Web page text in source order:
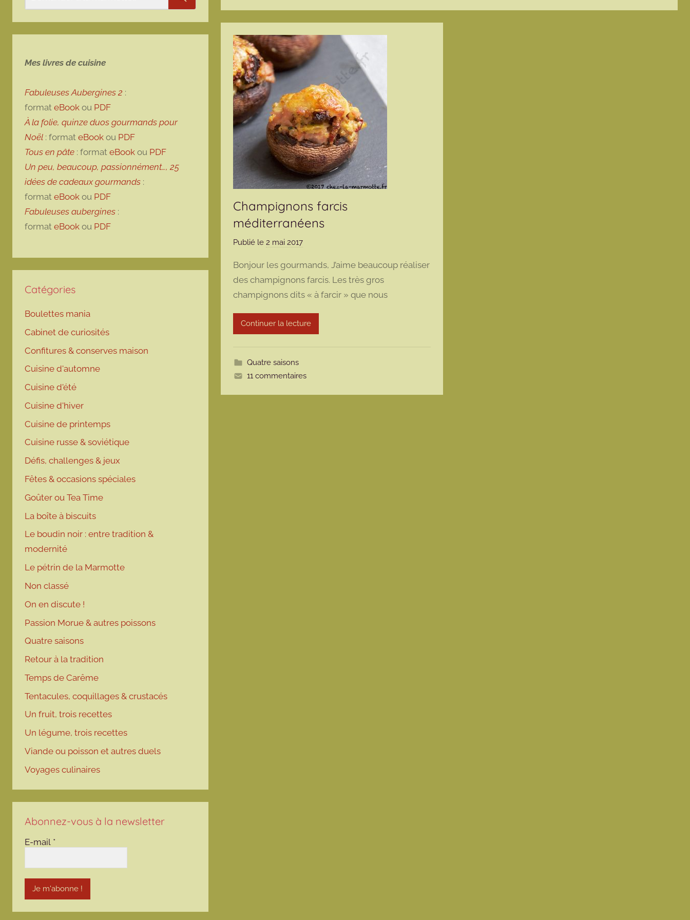
Champignons farcis
méditerranéens
Publié le 2 mai 2017p
r
m
a
m
o
e
Bonjour les gourmands, J’aime beaucoup réaliser
des champignons farcis. Les très gros
champignons dits « à farcir » que nous
Continuer la lecture
Quatre saisons
11 commentaires
Rechercher
Mes livres de cuisine
Fabuleuses Aubergines 2 :
format eBook ou PDF
À la folie, quinze duos gourmands pour
Noël : format eBook ou PDF
Tous en pâte : format eBook ou PDF
Un peu, beaucoup, passionnément…, 25
idées de cadeaux gourmands :
format eBook ou PDF
Fabuleuses aubergines :
format eBook ou PDF
Catégories
Boulettes mania
Cabinet de curiosités
Confitures & conserves maison
Cuisine d'automne
Cuisine d'été
Cuisine d'hiver
Cuisine de printemps
Cuisine russe & soviétique
Défis, challenges & jeux
Fêtes & occasions spéciales
Goûter ou Tea Time
La boîte à biscuits
Le boudin noir : entre tradition &
modernité
Le pétrin de la Marmotte
Non classé
On en discute !
Passion Morue & autres poissons
Quatre saisons
Retour à la tradition
Temps de Carême
Tentacules, coquillages & crustacés
Un fruit, trois recettes
Un légume, trois recettes
Viande ou poisson et autres duels
Voyages culinaires
Abonnez-vous à la newsletter
E-mail *